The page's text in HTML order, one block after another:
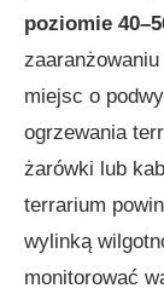
poziomie
miejsc o
ogrzewania
żarówki lub
terrarium
wylinką
monitorować